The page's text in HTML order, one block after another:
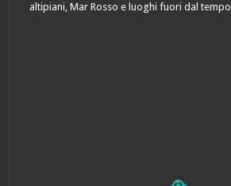
altipiani, Mar Rosso e luoghi fuori dal tempo